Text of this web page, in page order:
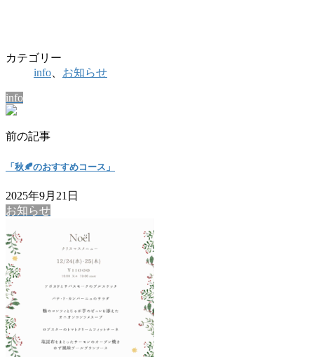
カテゴリー
info お知らせ
info
前の記事
「秋🍂のおすすめコース」
2025年9月21日
お知らせ